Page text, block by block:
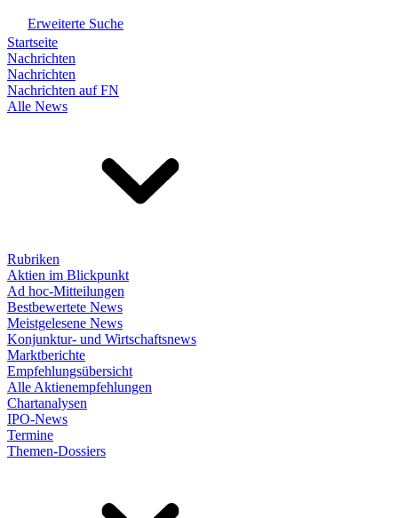
Erweiterte Suche
Startseite
Nachrichten
Nachrichten
Nachrichten auf FN
Alle News
Rubriken
Aktien im Blickpunkt
Ad hoc-Mitteilungen
Bestbewertete News
Meistgelesene News
Konjunktur- und Wirtschaftsnews
Marktberichte
Empfehlungsübersicht
Alle Aktienempfehlungen
Chartanalysen
IPO-News
Termine
Themen-Dossiers